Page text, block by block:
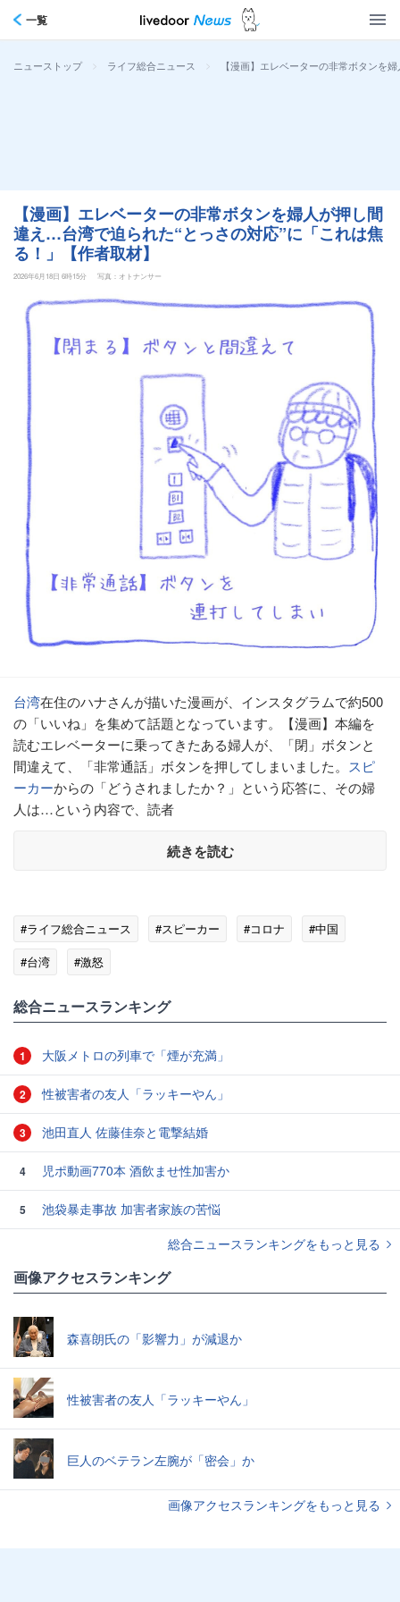
一覧
ニューストップ > ライフ総合ニュース > 【漫画】エレベーターの非常ボタンを
【漫画】エレベーターの非常ボタンを婦人が押し間
違え…台湾で迫られた“とっさの対応”に「これは焦
る！」【作者取材】
2026年6月18日 6時15分 写真：オトナンサー
台湾在住のハナさんが描いた漫画が、インスタグラムで約500
の「いいね」を集めて話題となっています。【漫画】本編を
読むエレベーターに乗ってきたある婦人が、「閉」ボタンと
間違えて、「非常通話」ボタンを押してしまいました。 スピ
ーカーからの「どうされましたか？」という応答に、その婦
人は…という内容で、読者
続きを読む
#ライフ総合ニュース #スピーカー #コロナ
#中国
#台湾
#激怒
総合ニュースランキング
1 大阪メトロの列車で「煙が充満」
2 性被害者の友人「ラッキーやん」
3 池田直人 佐藤佳奈と電撃結婚
4 児ポ動画770本 酒飲ませ性加害か
5
池袋暴走事故 加害者家族の苦悩
総合ニュースランキングをもっと見る
画像アクセスランキング
森喜朗氏の「影響力」が減退か
性被害者の友人「ラッキーやん」
巨人のベテラン左腕が「密会」か
画像アクセスランキングをもっと見る